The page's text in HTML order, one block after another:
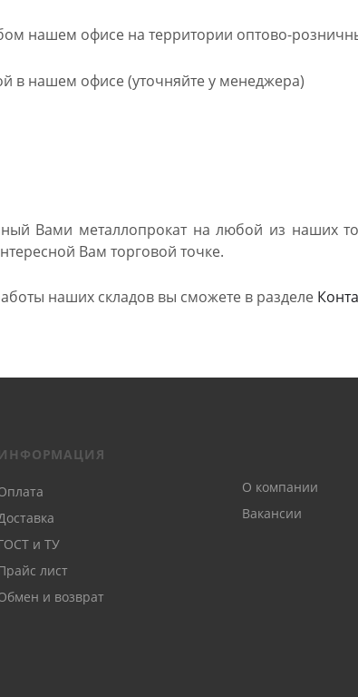
нашем офисе на территории оптово-
в нашем офисе (уточняйте у менеджера)
Вами металлопрокат на любой из наших
Вам торговой точке.
наших складов вы сможете в разделе
и ТУ
лист
и возврат
О компании
Вакансии